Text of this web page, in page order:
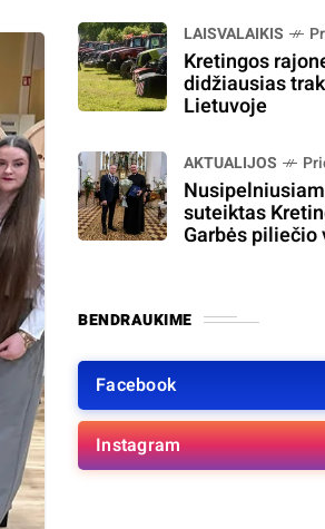
LAISVALAIKIS
Kretingos
didžiausias
Lietuvoje
AKTUALIJOS
suteiktas
Garbės piliečio
BENDRAUKIME
Facebook
Instagram